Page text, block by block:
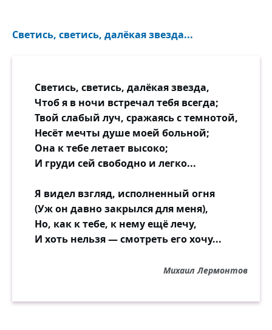
Светись, светись, далёкая звезда...
Светись, светись, далёкая звезда,
Чтоб я в ночи встречал тебя всегда;
Твой слабый луч, сражаясь с темнотой,
Несёт мечты душе моей больной;
Она к тебе летает высоко;
И груди сей свободно и легко...
Я видел взгляд, исполненный огня
(Уж он давно закрылся для меня),
Но, как к тебе, к нему ещё лечу,
И хоть нельзя — смотреть его хочу...
Михаил Лермонтов